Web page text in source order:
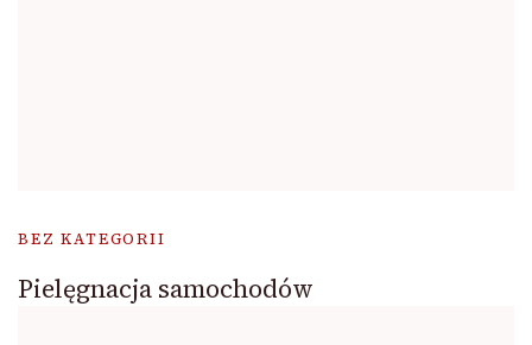
BEZ KATEGORII
Pielęgnacja samochodów